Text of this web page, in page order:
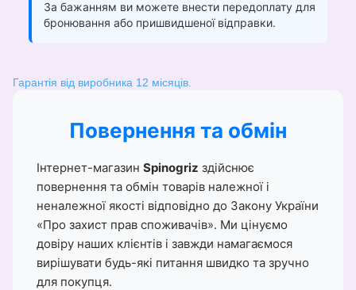
За бажанням ви можете внести передоплату для
бронювання або пришвидшеної відправки.
Гарантія від виробника 12 місяців.
Повернення та обмін
Інтернет-магазин Spinogriz здійснює
повернення та обмін товарів належної і
неналежної якості відповідно до Закону України
«Про захист прав споживачів». Ми цінуємо
довіру наших клієнтів і завжди намагаємося
вирішувати будь-які питання швидко та зручно
для покупця.